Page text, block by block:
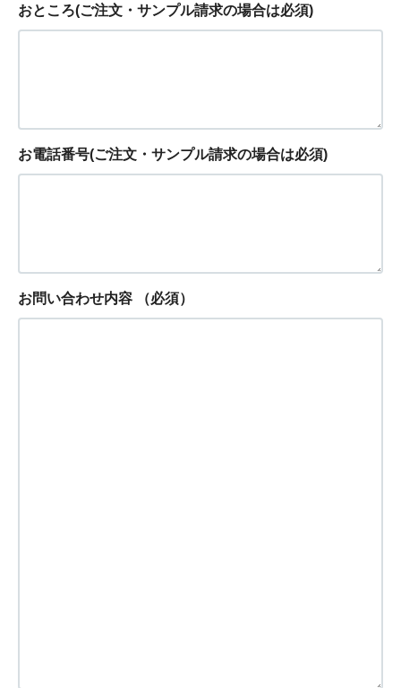
おところ(ご注文・サンプル請求の場合は必須)
お電話番号(ご注文・サンプル請求の場合は必須)
お問い合わせ内容 （必須）